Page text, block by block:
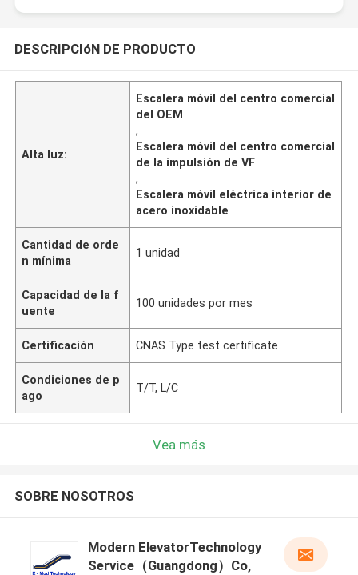
DESCRIPCIóN DE PRODUCTO
Alta luz:
Escalera móvil del centro comercial
del OEM
,
Escalera móvil del centro comercial
de la impulsión de VF
,
Escalera móvil eléctrica interior de
acero inoxidable
Cantidad de orde
n mínima
1 unidad
Capacidad de la f
uente
100 unidades por mes
Certificación CNAS Type test certificate
Condiciones de p
ago
T/T, L/C
Vea más
SOBRE NOSOTROS
Modern ElevatorTechnology
Service（Guangdong）Co,